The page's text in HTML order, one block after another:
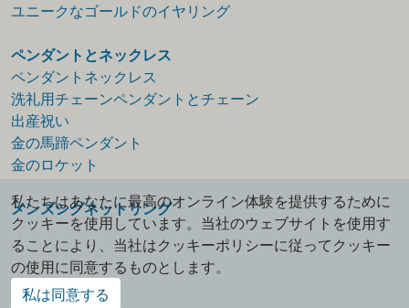
ユニークなゴールドのイヤリング
ペンダントとネックレス
ペンダントネックレス
洗礼用チェーンペンダントとチェーン
出産祝い
金の馬蹄ペンダント
金のロケット
メンズシグネットリング
私たちはあなたに最高のオンライン体験を提供するために
クッキーを使用しています。当社のウェブサイトを使用す
ることにより、当社はクッキーポリシーに従ってクッキー
の使用に同意するものとします。
私は同意する